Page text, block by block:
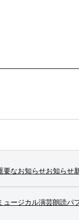
員制度
要なお知らせお知らせ
ュージカル演芸朗読パ